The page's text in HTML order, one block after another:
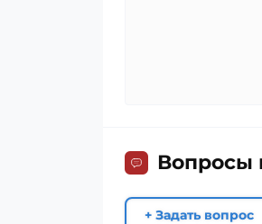
Вопросы
+ Задать вопрос